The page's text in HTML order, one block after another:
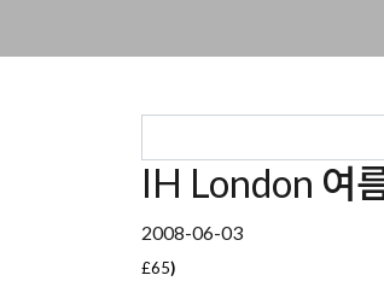
IH London 여
2008-06-03
£65)